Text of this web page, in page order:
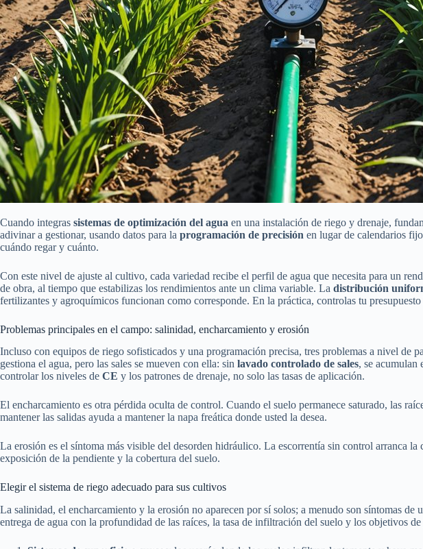
Cuando integras sistemas de optimización del agua en una instalación de riego y drenaje,
adivinar a gestionar, usando datos para la programación de precisión en lugar de calendarios
cuándo regar y cuánto.
Con este nivel de ajuste al cultivo, cada variedad recibe el perfil de agua que necesita para un
de obra, al tiempo que estabilizas los rendimientos ante un clima variable. La distribución
fertilizantes y agroquímicos funcionan como corresponde. En la práctica, controlas tu
Problemas principales en el campo: salinidad, encharcamiento y erosión
Incluso con equipos de riego sofisticados y una programación precisa, tres problemas a nivel de
gestiona el agua, pero las sales se mueven con ella: sin lavado controlado de sales, se acumulan
controlar los niveles de CE y los patrones de drenaje, no solo las tasas de aplicación.
El encharcamiento es otra pérdida oculta de control. Cuando el suelo permanece saturado, las
mantener las salidas ayuda a mantener la napa freática donde usted la desea.
La erosión es el síntoma más visible del desorden hidráulico. La escorrentía sin control arranca
exposición de la pendiente y la cobertura del suelo.
Elegir el sistema de riego adecuado para sus cultivos
La salinidad, el encharcamiento y la erosión no aparecen por sí solos; a menudo son síntomas
entrega de agua con la profundidad de las raíces, la tasa de infiltración del suelo y los objetivos